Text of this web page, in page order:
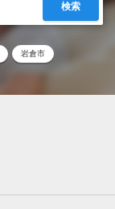
検索
岩倉市